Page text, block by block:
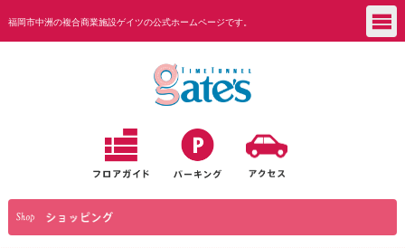
福岡市中洲の複合商業施設ゲイツの公式ホームページです。